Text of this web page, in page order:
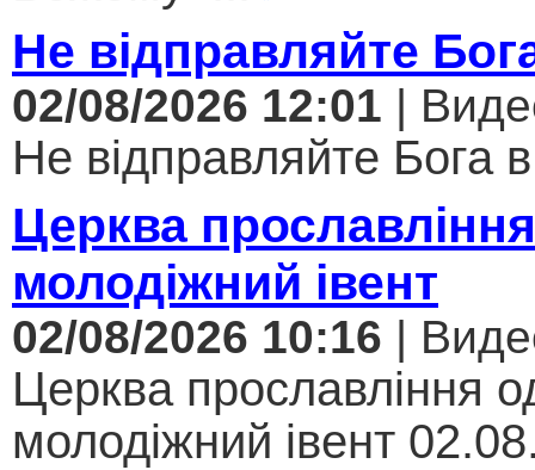
Не відправляйте
02/08/2026 12:01 |
Не відправляйте Бога
Церква
молодіжний івент
02/08/2026 10:16 |
Церква прославління
молодіжний івент